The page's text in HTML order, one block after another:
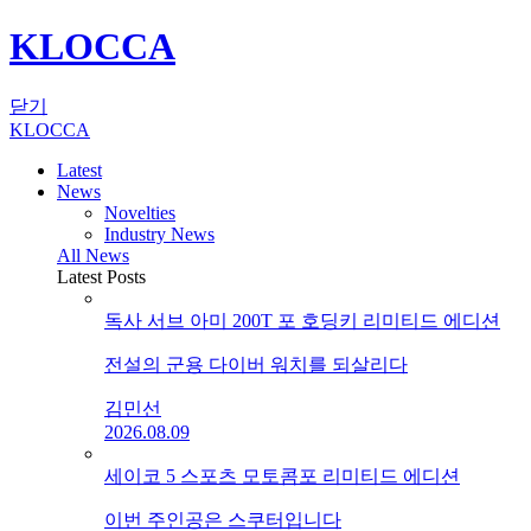
KLOCCA
닫기
KLOCCA
Latest
News
Novelties
Industry News
All News
Latest Posts
독사 서브 아미 200T 포 호딩키 리미티드 에디션
전설의 군용 다이버 워치를 되살리다
김민선
2026.08.09
세이코 5 스포츠 모토콤포 리미티드 에디션
이번 주인공은 스쿠터입니다